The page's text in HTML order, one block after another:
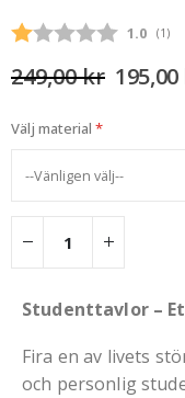
1.0 (1 )
249,00 kr
Välj material
Studenttavlor –
Fira en av livets
och personlig